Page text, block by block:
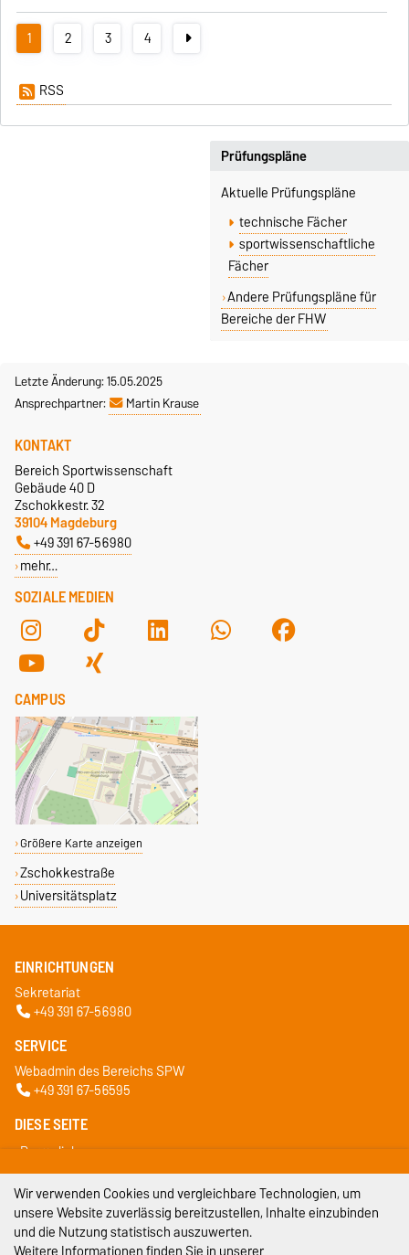
1 2 3 4
RSS
Prüfungspläne
Aktuelle Prüfungspläne
technische Fächer
sportwissenschaftliche
Fächer
Andere Prüfungspläne für
Bereiche der FHW
Letzte Änderung: 15.05.2025
Ansprechpartner:
Martin Krause
SOZIALE MEDIEN
KONTAKT
Bereich Sportwissenschaft
Gebäude 40 D
Zschokkestr. 32
39104 Magdeburg
+49 391 67-56980
mehr…
CAMPUS
Größere Karte anzeigen
Zschokkestraße
Universitätsplatz
EINRICHTUNGEN
Sekretariat
+49 391 67-56980
SERVICE
Webadmin des Bereichs SPW
+49 391 67-56595
DIESE SEITE
Permalink
Impressum
Datenschutz
Wir verwenden Cookies und vergleichbare Technologien, um
unsere Website zuverlässig bereitzustellen, Inhalte einzubinden
und die Nutzung statistisch auszuwerten.